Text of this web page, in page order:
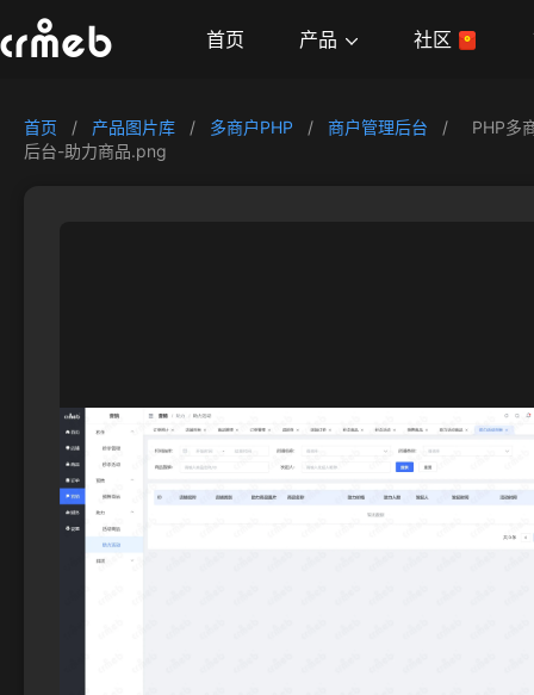
首页 产品 社区
首页 / 产品图片库 / 多商户PHP / 商户管理后台 /
PHP多
后台-助力商品.png